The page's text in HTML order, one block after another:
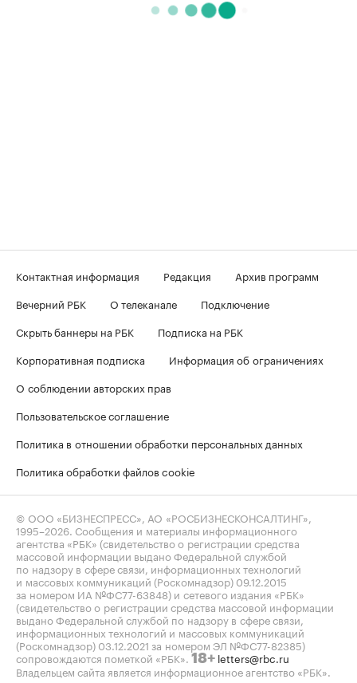
Контактная информация Редакция
Архив программ
Вечерний РБК
О телеканале
Подключение
Скрыть баннеры на РБК
Подписка на РБК
Корпоративная подписка
Информация об ограничениях
О соблюдении авторских прав
Пользовательское соглашение
Политика в отношении обработки персональных данных
Политика обработки файлов cookie
© ООО «БИЗНЕСПРЕСС», АО «РОСБИЗНЕСКОНСАЛТИНГ»,
1995–2026 . Сообщения и материалы информационного
агентства «РБК» (свидетельство о регистрации средства
массовой информации выдано Федеральной службой
по надзору в сфере связи, информационных технологий
и массовых коммуникаций (Роскомнадзор) 09.12.2015
за номером ИА №ФС77-63848) и сетевого издания «РБК»
(свидетельство о регистрации средства массовой информации
выдано Федеральной службой по надзору в сфере связи,
информационных технологий и массовых коммуникаций
(Роскомнадзор) 03.12.2021 за номером ЭЛ №ФС77-82385)
сопровождаются пометкой «РБК». 18+ letters@rbc.ru
Владельцем сайта является информационное агентство «РБК».